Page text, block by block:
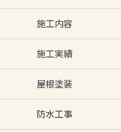
施工内容
施工実績
屋根塗装
防水工事